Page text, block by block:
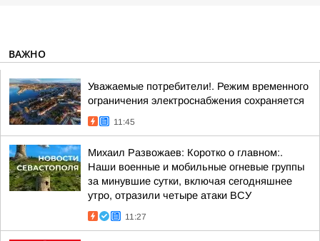
ВАЖНО
Уважаемые потребители!. Режим временного
ограничения электроснабжения сохраняется
11:45
Михаил Развожаев: Коротко о главном:.
Наши военные и мобильные огневые группы
за минувшие сутки, включая сегодняшнее
утро, отразили четыре атаки ВСУ
11:27